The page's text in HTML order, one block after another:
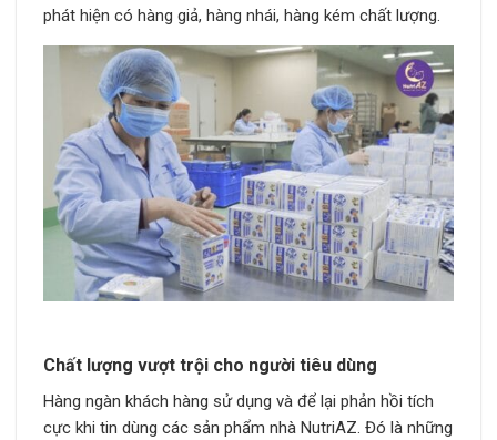
phát hiện có hàng giả, hàng nhái, hàng kém chất lượng.
Chất lượng vượt trội cho người tiêu dùng
Hàng ngàn khách hàng sử dụng và để lại phản hồi tích
cực khi tin dùng các sản phẩm nhà NutriAZ. Đó là những